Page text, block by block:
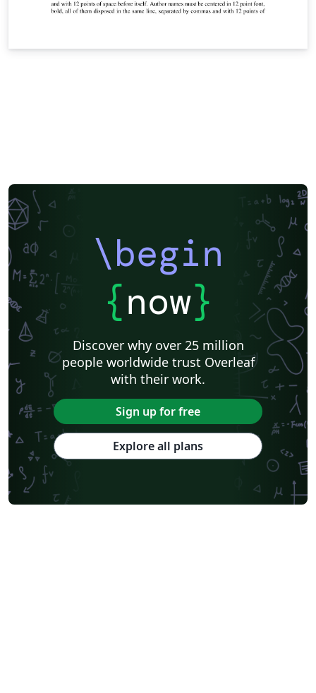
\begin
{now}
Discover why over 25 million
people worldwide trust Overleaf
with their work.
Sign up for free
Explore all plans